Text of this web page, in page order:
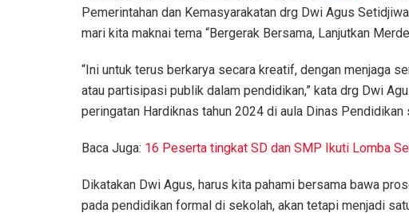
Pemerintahan dan Kemasyarakatan drg Dwi Agus
mari kita maknai tema “Bergerak Bersama, Lanjutkan
“Ini untuk terus berkarya secara kreatif, dengan menjaga
atau partisipasi publik dalam pendidikan,” kata drg Dwi
peringatan Hardiknas tahun 2024 di aula Dinas
Baca Juga: 16 Peserta tingkat SD dan SMP Ikuti Lomba
Dikatakan Dwi Agus, harus kita pahami bersama bawa
pada pendidikan formal di sekolah, akan tetapi menjadi